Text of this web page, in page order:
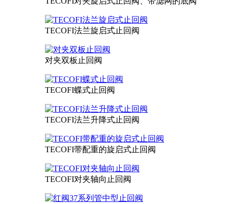
TECOFI法兰旋启式止回阀
对夹双板止回阀
TECOFI蝶式止回阀
TECOFI法兰升降式止回阀
TECOFI带配重的旋启式止回阀
TECOFI对夹轴向止回阀